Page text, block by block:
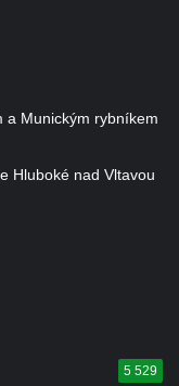
a Munickým rybníkem
Hluboké nad Vltavou
5 529